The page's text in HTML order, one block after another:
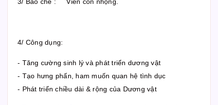
3/ Bào chế : Viên con nhộng.
4/ Công dụng:
- Tăng cường sinh lý và phát triển dương vật
- Tạo hưng phấn, ham muốn quan hệ tình dục
- Phát triển chiều dài & rộng của Dương vật